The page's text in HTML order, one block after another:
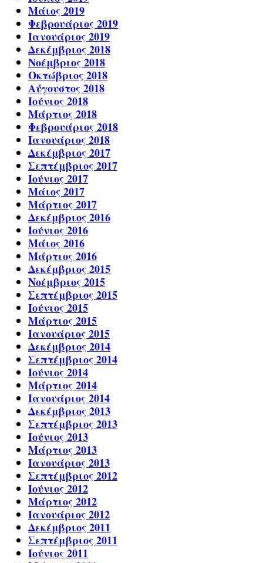
Μάιος 2019
Φεβρουάριος 2019
Ιανουάριος 2019
Δεκέμβριος 2018
Νοέμβριος 2018
Οκτώβριος 2018
Αύγουστος 2018
Ιούνιος 2018
Μάρτιος 2018
Φεβρουάριος 2018
Ιανουάριος 2018
Δεκέμβριος 2017
Σεπτέμβριος 2017
Ιούνιος 2017
Μάιος 2017
Μάρτιος 2017
Δεκέμβριος 2016
Ιούνιος 2016
Μάιος 2016
Μάρτιος 2016
Δεκέμβριος 2015
Νοέμβριος 2015
Σεπτέμβριος 2015
Ιούνιος 2015
Μάρτιος 2015
Ιανουάριος 2015
Δεκέμβριος 2014
Σεπτέμβριος 2014
Ιούνιος 2014
Μάρτιος 2014
Ιανουάριος 2014
Δεκέμβριος 2013
Σεπτέμβριος 2013
Ιούνιος 2013
Μάρτιος 2013
Ιανουάριος 2013
Σεπτέμβριος 2012
Ιούνιος 2012
Μάρτιος 2012
Ιανουάριος 2012
Δεκέμβριος 2011
Σεπτέμβριος 2011
Ιούνιος 2011